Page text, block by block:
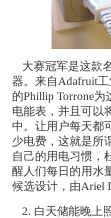
大赛冠军是这款
器。来自Adafruit
的Phillip Torrone
电能表，并且可以
中。让用户每天都
少电费，这就是所
自己的用电习惯，
醒人们每日的用水
候选设计，由Ariel
2. 白天储能晚上